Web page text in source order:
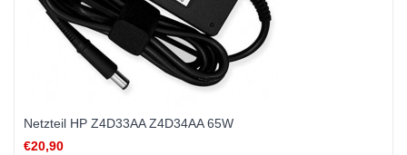
Netzteil HP Z4D33AA Z4D34AA 65W
€20,90